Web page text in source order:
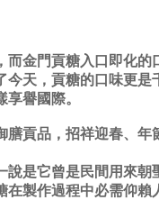
而金門貢糖入口即化的
今天，貢糖的口味更是
譽國際。
膳貢品，招祥迎春、
說是它曾是民間用來
在製作過程中必需仰